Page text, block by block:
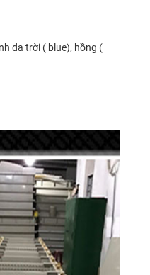
da trời ( blue), hồng (